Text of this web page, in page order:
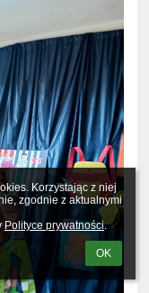
Korzystając z niej
zgodnie z aktualnymi
Polityce prywatności.
OK